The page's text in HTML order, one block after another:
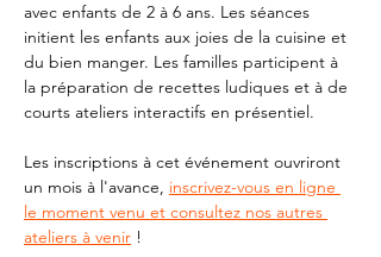
avec enfants de 2 à 6 ans. Les séances
initient les enfants aux joies de la cuisine et
du bien manger. Les familles participent à
la préparation de recettes ludiques et à de
courts ateliers interactifs en présentiel.
Les inscriptions à cet événement ouvriront
un mois à l'avance, inscrivez-vous en ligne
le moment venu et consultez nos autres
ateliers à venir !